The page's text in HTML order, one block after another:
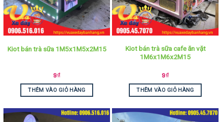
Kiot bán trà sữa 1M5x1M5x2M15
9₫
THÊM VÀO GIỎ HÀNG
Kiot bán trà sữa cafe ăn vặt
1M6x1M6x2M15
9₫
THÊM VÀO GIỎ HÀNG